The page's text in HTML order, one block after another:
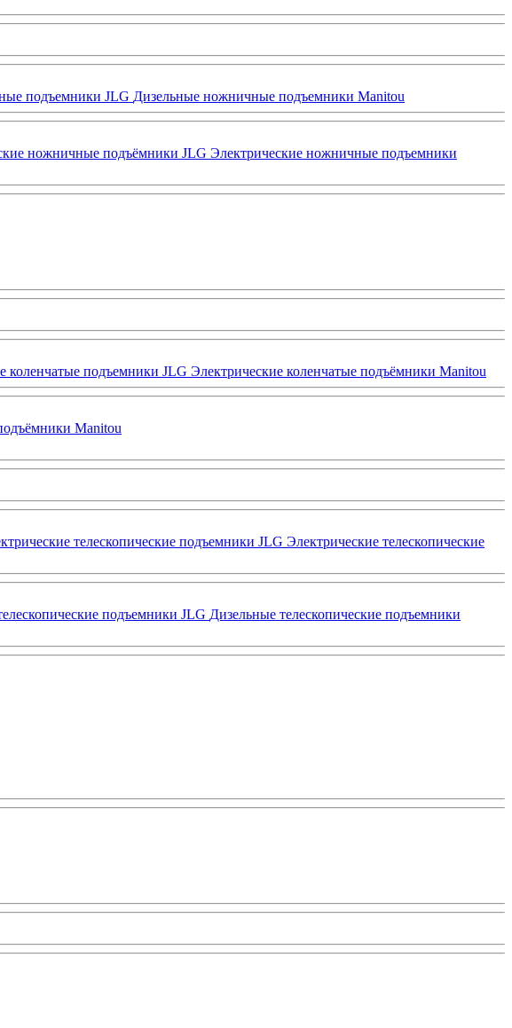
подъемники JLG Дизельные ножничные подъемники Manitou
ножничные подъёмники JLG Электрические ножничные подъемники
коленчатые подъемники JLG Электрические коленчатые подъёмники Manitou
Manitou
телескопические подъемники JLG Электрические телескопические
подъемники JLG Дизельные телескопические подъемники